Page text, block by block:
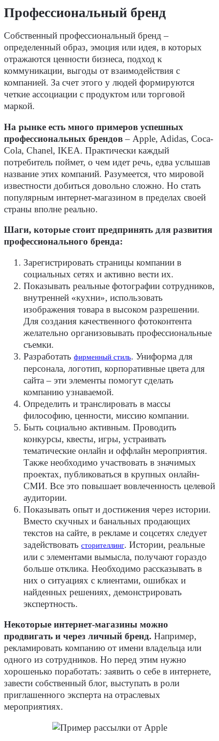
Профессиональный бренд
Собственный профессиональный бренд –
определенный образ, эмоция или идея, в которых
отражаются ценности бизнеса, подход к
коммуникации, выгоды от взаимодействия с
компанией. За счет этого у людей формируются
четкие ассоциации с продуктом или торговой
маркой.
На рынке есть много примеров успешных
профессиональных брендов – Apple, Adidas, Coca-
Cola, Chanel, IKEA. Практически каждый
потребитель поймет, о чем идет речь, едва услышав
название этих компаний. Разумеется, что мировой
известности добиться довольно сложно. Но стать
популярным интернет-магазином в пределах своей
страны вполне реально.
Шаги, которые стоит предпринять для развития
профессионального бренда:
Зарегистрировать страницы компании в
социальных сетях и активно вести их.
Показывать реальные фотографии сотрудников,
внутренней «кухни», использовать
изображения товара в высоком разрешении.
Для создания качественного фотоконтента
желательно организовывать профессиональные
съемки.
Разработать фирменный стиль. Униформа для
персонала, логотип, корпоративные цвета для
сайта – эти элементы помогут сделать
компанию узнаваемой.
Определить и транслировать в массы
философию, ценности, миссию компании.
Быть социально активным. Проводить
конкурсы, квесты, игры, устраивать
тематические онлайн и оффлайн мероприятия.
Также необходимо участвовать в значимых
проектах, публиковаться в крупных онлайн-
СМИ. Все это повышает вовлеченность целевой
аудитории.
Показывать опыт и достижения через истории.
Вместо скучных и банальных продающих
текстов на сайте, в рекламе и соцсетях следует
задействовать сторителлинг. Истории, реальные
или с элементами вымысла, получают гораздо
больше отклика. Необходимо рассказывать в
них о ситуациях с клиентами, ошибках и
найденных решениях, демонстрировать
экспертность.
Некоторые интернет-магазины можно
продвигать и через личный бренд. Например,
рекламировать компанию от имени владельца или
одного из сотрудников. Но перед этим нужно
хорошенько поработать: заявить о себе в интернете,
завести собственный блог, выступать в роли
приглашенного эксперта на отраслевых
мероприятиях.